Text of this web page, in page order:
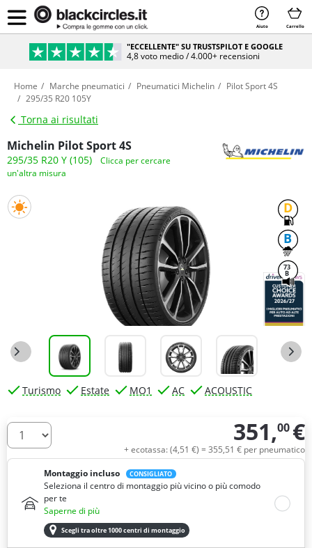
Aiuto Carrello
"ECCELLENTE" SU TRUSTSPILOT E GOOGLE
4,8 voto medio / 4.000+ recensioni
Home Marche pneumatici Pneumatici Michelin
Pilot Sport 4S
295/35 R20 105Y
Torna ai risultati
Michelin Pilot Sport 4S
295/35 R20 Y (105)
Clicca per cercare
un'altra misura
D
B
73
B
Turismo Estate MO1 AC ACOUSTIC
Quantità 351,00 €
+ ecotassa: (4,51 €) = 355,51 € per pneumatico
Montaggio incluso
CONSIGLIATO
Seleziona il centro di montaggio più vicino o più comodo
per te
Saperne di più
Scegli tra oltre 1000 centri di montaggio